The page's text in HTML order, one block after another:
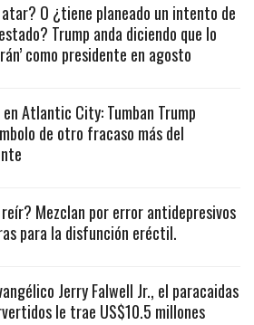
O ¿tiene planeado un intento de
Trump anda diciendo que lo
como presidente en agosto
Atlantic City: Tumban Trump
de otro fracaso más del
Mezclan por error antidepresivos
para la disfunción eréctil.
Jerry Falwell Jr., el paracaidas
le trae US$10.5 millones